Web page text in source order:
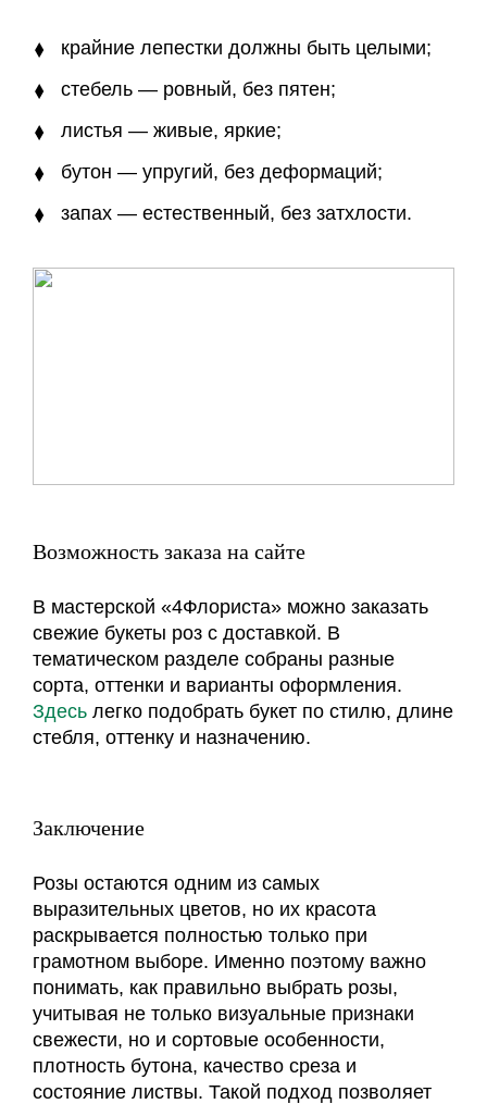
крайние лепестки должны быть целыми;
стебель — ровный, без пятен;
листья — живые, яркие;
бутон — упругий, без деформаций;
запах — естественный, без затхлости.
Возможность заказа на сайте
В мастерской «4Флориста» можно заказать
свежие букеты роз с доставкой. В
тематическом разделе собраны разные
сорта, оттенки и варианты оформления.
Здесь легко подобрать букет по стилю, длине
стебля, оттенку и назначению.
Заключение
Розы остаются одним из самых
выразительных цветов, но их красота
раскрывается полностью только при
грамотном выборе. Именно поэтому важно
понимать, как правильно выбрать розы,
учитывая не только визуальные признаки
свежести, но и сортовые особенности,
плотность бутона, качество среза и
состояние листвы. Такой подход позволяет